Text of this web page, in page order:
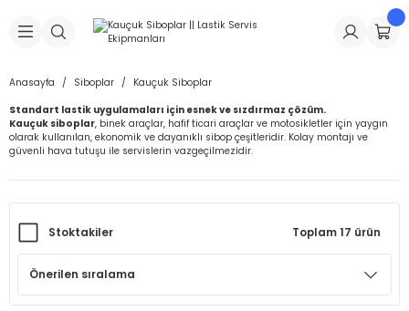
Geri Dön
Makineleri
Geri Dön
Dolgu Lastikleri
Geri Dön
İç Lastikleri
Geri Dön
Geri Dön
& Sibop İlaveleri
Geri Dön
Tüpü
& Spreyler
Geri Dön
Makinesi Yedek Parçaları
Yedek Parçaları
Anasayfa Siboplar
Kauçuk Siboplar
Standart lastik uygulamaları için esnek ve sızdırmaz çözüm.
Kauçuk siboplar, binek araçlar, hafif ticari araçlar ve motosikletler için yaygın
olarak kullanılan, ekonomik ve dayanıklı sibop çeşitleridir. Kolay montajı ve
güvenli hava tutuşu ile servislerin vazgeçilmezidir.
Stoktakiler Toplam 17 ürün